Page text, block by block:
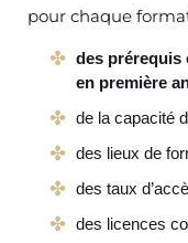
pour chaque
des prérequis
en première
de la capacité
des lieux de
des taux
des licences